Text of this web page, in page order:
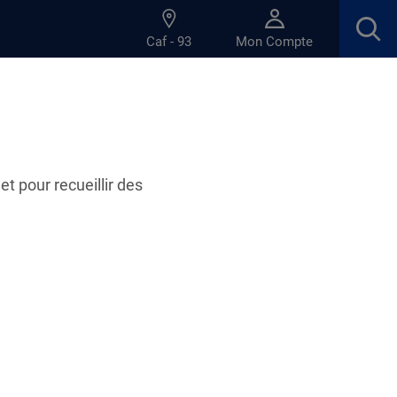
pour recueillir des
Caf - 93 Mon Compte